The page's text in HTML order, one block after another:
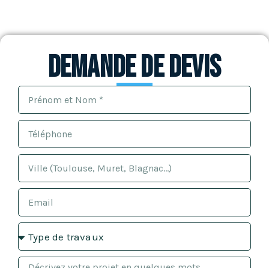
Demande de devis